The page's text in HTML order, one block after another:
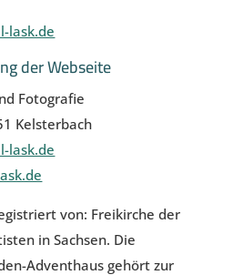
lask.de
der Webseite
Fotografie
Kelsterbach
lask.de
von: Freikirche der
in Sachsen. Die
Adventhaus gehört zur